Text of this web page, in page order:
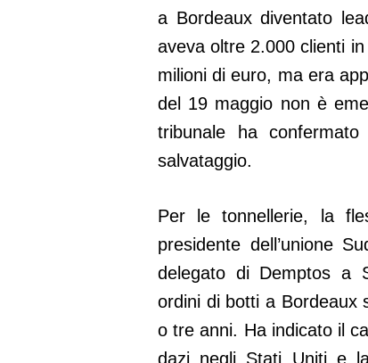
a Bordeaux diventato
aveva oltre 2.000 clienti
milioni di euro, ma era
del 19 maggio non è
tribunale ha
salvataggio.
Per le tonnellerie, la
presidente dell’unione
delegato di Demptos a
ordini di botti a Bordeaux
o tre anni. Ha indicato il
dazi negli Stati Uniti e